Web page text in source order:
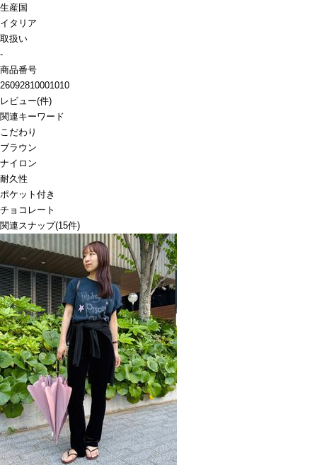
生産国
イタリア
取扱い
-
商品番号
26092810001010
レビュー(件)
関連キーワード
こだわり
ブラウン
ナイロン
耐久性
ポケット付き
チョコレート
関連スナップ(15件)